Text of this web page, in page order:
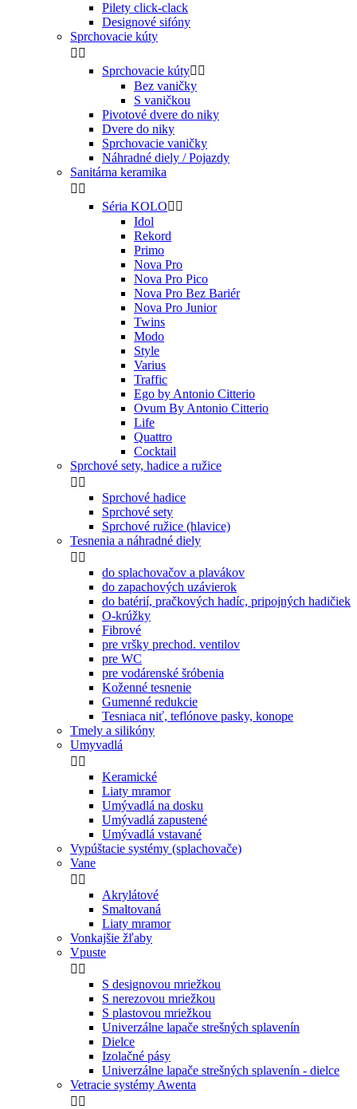
Pilety click-clack
Designové sifóny
Sprchovacie kúty
 
Sprchovacie kúty 
Bez vaničky
S vaničkou
Pivotové dvere do niky
Dvere do niky
Sprchovacie vaničky
Náhradné diely / Pojazdy
Sanitárna keramika
 
Séria KOLO 
Idol
Rekord
Primo
Nova Pro
Nova Pro Pico
Nova Pro Bez Bariér
Nova Pro Junior
Twins
Modo
Style
Varius
Traffic
Ego by Antonio Citterio
Ovum By Antonio Citterio
Life
Quattro
Cocktail
Sprchové sety, hadice a ružice
 
Sprchové hadice
Sprchové sety
Sprchové ružice (hlavice)
Tesnenia a náhradné diely
 
do splachovačov a plavákov
do zapachových uzávierok
do batérií, pračkových hadíc, pripojných hadičiek
O-krúžky
Fibrové
pre vršky prechod. ventilov
pre WC
pre vodárenské šróbenia
Koženné tesnenie
Gumenné redukcie
Tesniaca niť, teflónove pasky, konope
Tmely a silikóny
Umyvadlá
 
Keramické
Liaty mramor
Umývadlá na dosku
Umývadlá zapustené
Umývadlá vstavané
Vypúštacie systémy (splachovače)
Vane
 
Akrylátové
Smaltovaná
Liaty mramor
Vonkajšie žľaby
Vpuste
 
S designovou mriežkou
S nerezovou mriežkou
S plastovou mriežkou
Univerzálne lapače strešných splavenín
Dielce
Izolačné pásy
Univerzálne lapače strešných splavenín - dielce
Vetracie systémy Awenta
 